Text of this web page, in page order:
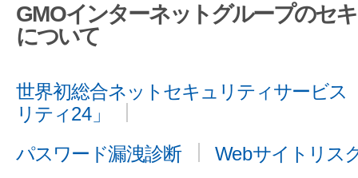
GMOインターネットグループのセ
について
世界初総合ネットセキュリティサービス
リティ24」
パスワード漏洩診断
Webサイトリス